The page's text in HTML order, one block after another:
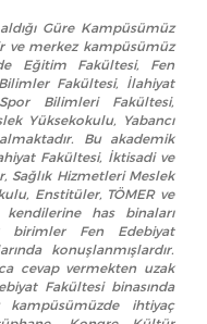
Güre Kampüsümüz
ve merkez kampüsümüz
Eğitim Fakültesi, Fen
Fakültesi, İlahiyat
Bilimleri Fakültesi,
Yüksekokulu, Yabancı
Bu akademik
Fakültesi, İktisadi ve
Sağlık Hizmetleri Meslek
Enstitüler, TÖMER ve
kendilerine has binaları
birimler Fen Edebiyat
konuşlanmışlardır.
cevap vermekten uzak
Fakültesi binasında
ihtiyaç